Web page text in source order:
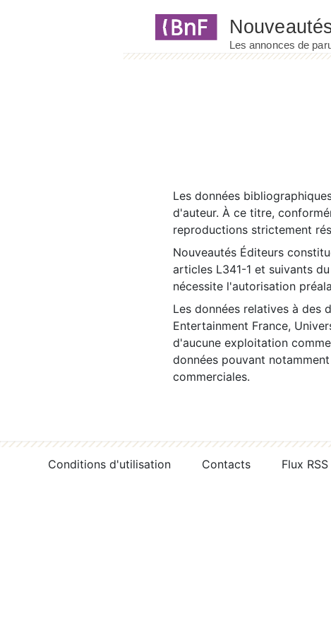
Les données
d'auteur. À ce titre,
reproductions strictement
Nouveautés Éditeurs
articles L341-1 et suivants
nécessite l'autorisation
Les données relatives à des
Entertainment France,
d'aucune exploitation
données pouvant
commerciales.
Conditions d'utilisation Contacts Flux RSS